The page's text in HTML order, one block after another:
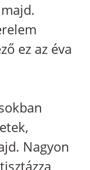
ez az éva
Nagyon